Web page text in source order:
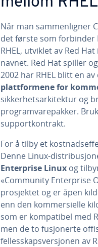
Når man sammenligner
det første som forbinder
RHEL, utviklet av Red
navnet. Red Hat spiller
2002 har RHEL blitt en av
plattformene for
sikkerhetsarkitektur og
programvarepakker.
supportkontrakt.
For å tilby et
Denne Linux-
Enterprise Linux og
«Community Enterprise
prosjektet og er åpen
enn den kommersielle
som er kompatibel med
men de to fusjonerte
fellesskapsversjonen av